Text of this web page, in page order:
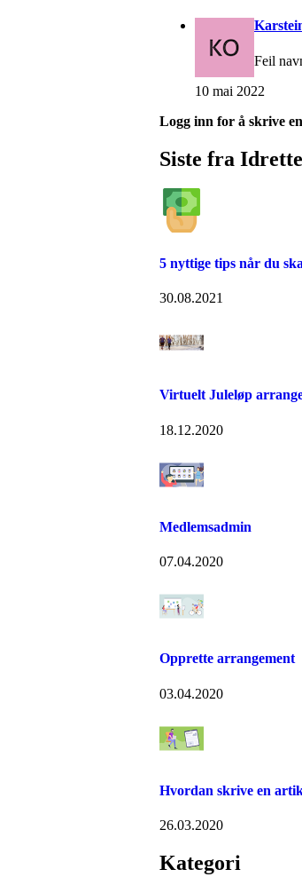
Feil
10 mai 2022
Logg inn for å skrive
Siste fra
5 nyttige tips når du
30.08.2021
Virtuelt Juleløp
18.12.2020
Medlemsadmin
07.04.2020
Opprette arrangement
03.04.2020
Hvordan skrive en
26.03.2020
Kategori